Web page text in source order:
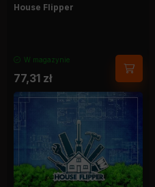
House Flipper
W magazynie
77,31 zł